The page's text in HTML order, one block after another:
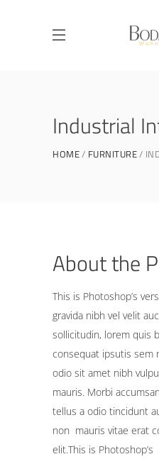
Industrial
HOME FURNITURE
About the
This is Photoshop’s
gravida nibh vel velit
sollicitudin, lorem quis
consequat ipsutis sem
odio sit amet nibh
mauris. Morbi
tellus a odio tincidunt
non mauris vitae erat
elit.This is